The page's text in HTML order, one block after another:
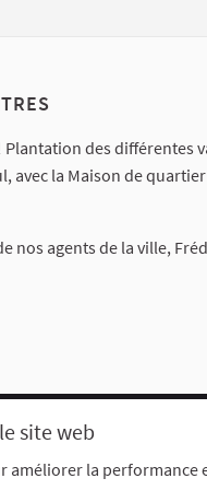
site web
la performance
des différentes
la Maison de
nos agents de la ville,
R'Lab
Mentions légales
Paramètres des